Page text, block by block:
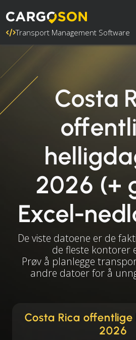
Transport Management Software
Costa
2026 (+
Excel-
De viste datoene er de
de fleste kontorer
Prøv å planlegge
andre datoer for å
Costa Rica
2026